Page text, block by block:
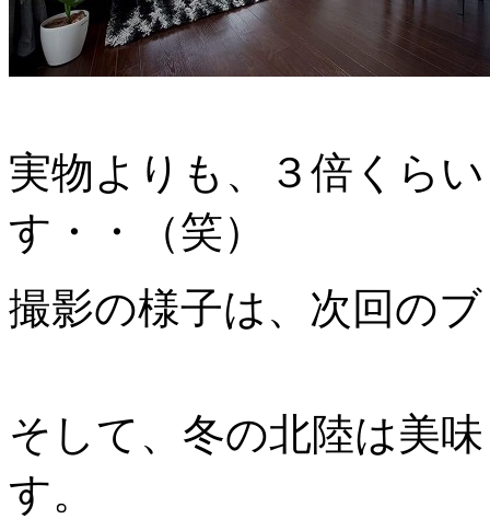
実物よりも、３倍くら
す・・（笑）
撮影の様子は、次回の
そして、冬の北陸は美
す。